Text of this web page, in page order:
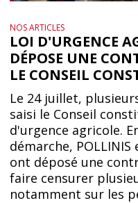
NOS ARTICLES
LOI D'URGENCE
DÉPOSE UNE
LE CONSEIL
Le 24 juillet,
saisi le Conseil
d'urgence agricole.
démarche,
ont déposé une
faire censurer
notamment sur les